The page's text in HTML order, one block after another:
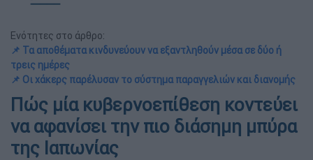
Ενότητες στο άρθρο:
📌 Τα αποθέματα κινδυνεύουν να εξαντληθούν μέσα σε δύο ή
τρεις ημέρες
📌 Οι χάκερς παρέλυσαν το σύστημα παραγγελιών και διανομής
Πώς μία κυβερνοεπίθεση κοντεύει
να αφανίσει την πιο διάσημη μπύρα
της Ιαπωνίας